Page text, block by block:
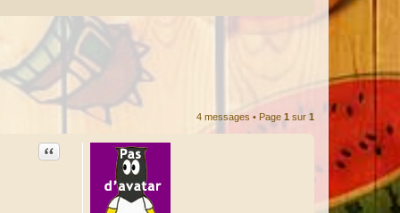
4 messages • Page 1 sur 1
Citation